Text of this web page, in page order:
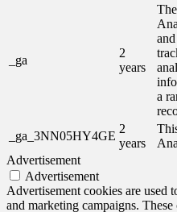
_ga
2
years
a
_ga_3NN05HY4GE
2
years
Advertisement
Advertisement
Advertisement cookies are used
and marketing campaigns.